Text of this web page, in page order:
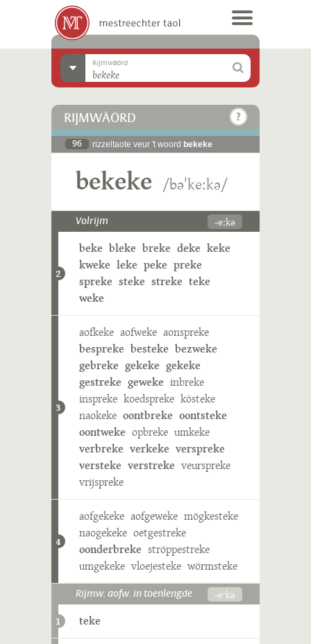
Rijmwäörd
RIJMWÄÖRD
96 rizzeltaote veur 't woord bekeke
bekeke /bəˈkeːkə/
Volrijm -eːkə
2
beke bleke breke deke keke
kweke leke peke preke
spreke steke streke teke
weke
3
aofkeke aofweke aonspreke
bespreke besteke bezweke
gebreke gekeke gekeke
gestreke geweke inbreke
inspreke koedspreke kösteke
naokeke oontbreke oontsteke
oontweke opbreke umkeke
verbreke verkeke verspreke
versteke verstreke veurspreke
vrijspreke
4
aofgekeke aofgeweke mögkesteke
naogekeke oetgestreke
oonderbreke ströppestreke
umgekeke vloejesteke wörmsteke
Rijmw. aofw. in toenlengde -eˑkə
1 teke